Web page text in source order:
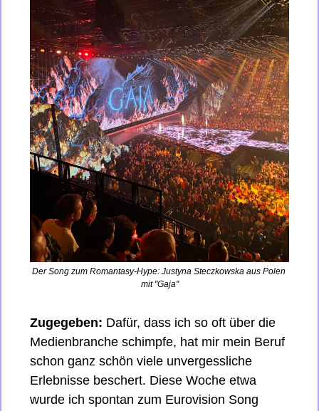
Der Song zum Romantasy-Hype: Justyna Steczkowska aus Polen
mit "Gaja"
Zugegeben: Dafür, dass ich so oft über die
Medienbranche schimpfe, hat mir mein Beruf
schon ganz schön viele unvergessliche
Erlebnisse beschert. Diese Woche etwa
wurde ich spontan zum Eurovision Song